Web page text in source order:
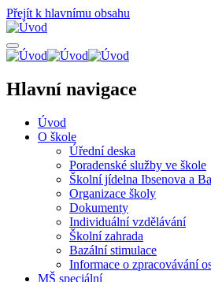
Přejít k hlavnímu obsahu
Hlavní navigace
Úvod
O škole
Úřední deska
Poradenské služby ve škole
Školní jídelna Ibsenova a
Organizace školy
Dokumenty
Individuální vzdělávání
Školní zahrada
Bazální stimulace
Informace o zpracovávání
MŠ speciální